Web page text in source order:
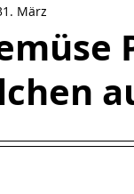
Reis
März
bewertet.